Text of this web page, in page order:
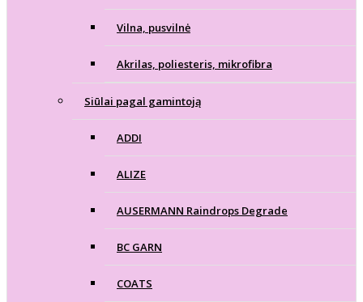
Vilna, pusvilnė
Akrilas, poliesteris, mikrofibra
Siūlai pagal gamintoją
ADDI
ALIZE
AUSERMANN Raindrops Degrade
BC GARN
COATS